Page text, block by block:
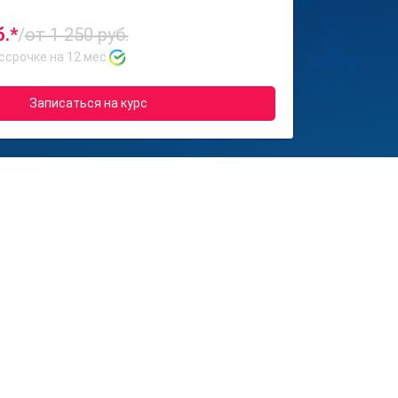
/от 1 250 руб.
на 12 мес.
Записаться на курс